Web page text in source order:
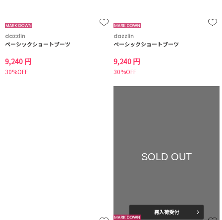
dazzlin
ベーシックショートブーツ
9,240 円
30%OFF
dazzlin
ベーシックショートブーツ
9,240 円
30%OFF
SOLD OUT
再入荷受付